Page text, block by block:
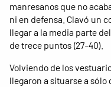
manresanos que no
ni en defensa. Clavó un
llegar a la media parte
de trece puntos (27-40).
Volviendo de los
​​llegaron a situarse a